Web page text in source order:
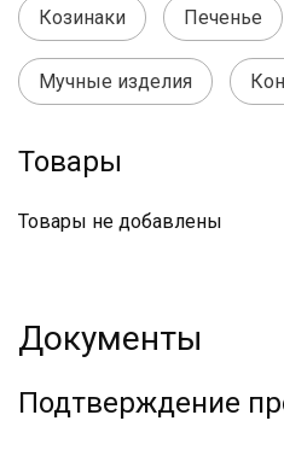
Козинаки Печенье
Мучные изделия
Товары
Товары не добавлены
Документы
Подтверждение